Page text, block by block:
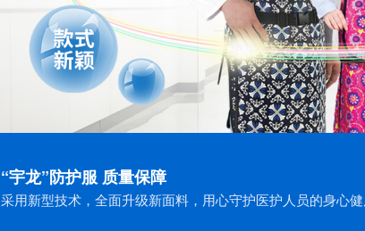
“宇龙”防护服 质量保障
采用新型技术，全面升级新面料，用心守护医护人员的身心